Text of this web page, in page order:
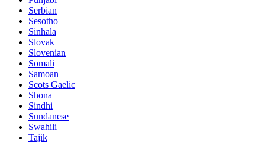
Serbian
Sesotho
Sinhala
Slovak
Slovenian
Somali
Samoan
Scots Gaelic
Shona
Sindhi
Sundanese
Swahili
Tajik